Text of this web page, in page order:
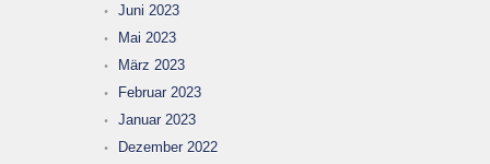
Juni 2023
Mai 2023
März 2023
Februar 2023
Januar 2023
Dezember 2022